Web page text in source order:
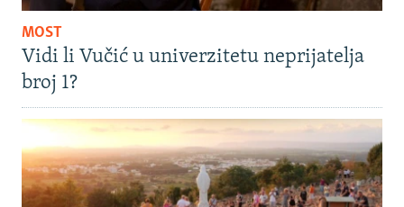
MOST
Vidi li Vučić u univerzitetu neprijatelja
broj 1?